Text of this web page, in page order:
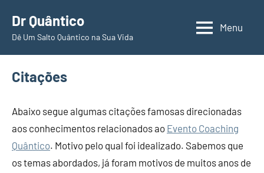
para
conteúdo
Dr Quântico
Dê Um Salto Quântico na Sua Vida
Menu
Citações
Abaixo segue algumas citações famosas direcionadas
aos conhecimentos relacionados ao Evento Coaching
Quântico. Motivo pelo qual foi idealizado. Sabemos que
os temas abordados, já foram motivos de muitos anos de